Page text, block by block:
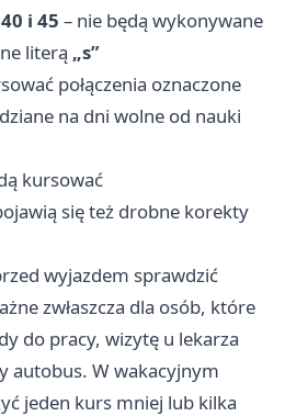
i 45 – nie będą wykonywane
literą „s”
połączenia oznaczone
na dni wolne od nauki
kursować
się też drobne korekty
wyjazdem sprawdzić
zwłaszcza dla osób, które
do pracy, wizytę u lekarza
autobus. W wakacyjnym
jeden kurs mniej lub kilka